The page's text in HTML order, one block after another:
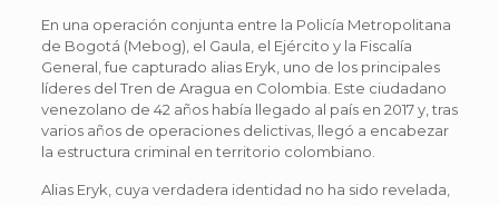
En una operación conjunta entre la Policía Metropolitana
de Bogotá (Mebog), el Gaula, el Ejército y la Fiscalía
General, fue capturado alias Eryk, uno de los principales
líderes del Tren de Aragua en Colombia. Este ciudadano
venezolano de 42 años había llegado al país en 2017 y, tras
varios años de operaciones delictivas, llegó a encabezar
la estructura criminal en territorio colombiano.
Alias Eryk, cuya verdadera identidad no ha sido revelada,